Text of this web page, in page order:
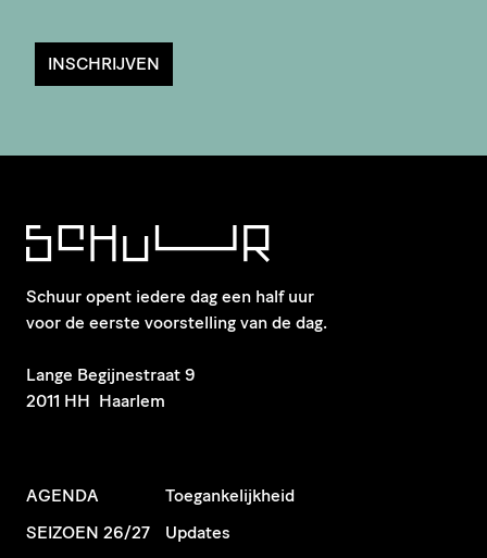
INSCHRIJVEN
Schuur opent iedere dag een half uur
voor de eerste voorstelling van de dag.
​Lange Begijnestraat 9
2011 HH Haarlem
AGENDA
SEIZOEN 26/27
Toegankelijkheid
Updates